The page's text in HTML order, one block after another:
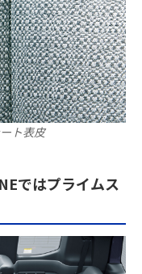
ト表皮
ではプライムス